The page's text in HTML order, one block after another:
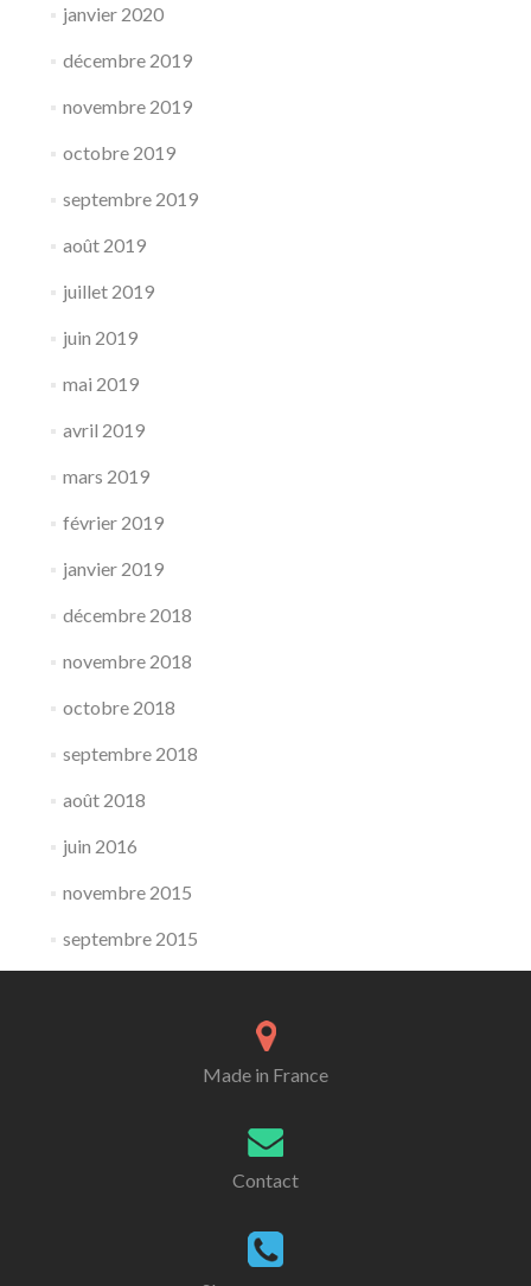
janvier 2020
décembre 2019
novembre 2019
octobre 2019
septembre 2019
août 2019
juillet 2019
juin 2019
mai 2019
avril 2019
mars 2019
février 2019
janvier 2019
décembre 2018
novembre 2018
octobre 2018
septembre 2018
août 2018
juin 2016
novembre 2015
septembre 2015
Made in France
Contact